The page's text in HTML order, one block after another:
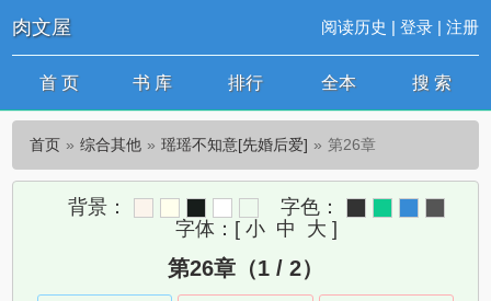
肉文屋 阅读历史 | 登录| 注册
首 页 书 库 排行 全本 搜 索
首页 综合其他 瑶瑶不知意[先婚后爱] 第26章
背景：
字色：
字体： [ 小 中 大 ]
第26章（1 / 2）